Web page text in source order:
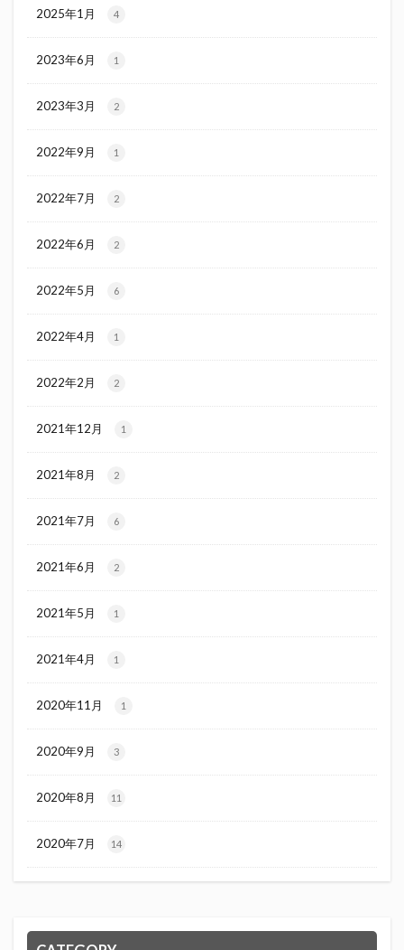
2025年1月 4
2023年6月 1
2023年3月 2
2022年9月 1
2022年7月 2
2022年6月 2
2022年5月 6
2022年4月 1
2022年2月 2
2021年12月 1
2021年8月 2
2021年7月 6
2021年6月 2
2021年5月 1
2021年4月 1
2020年11月 1
2020年9月 3
2020年8月 11
2020年7月 14